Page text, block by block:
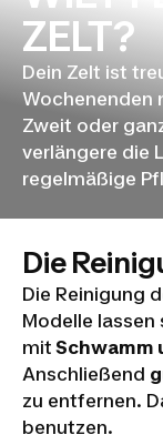
ZELT?
Dein Zelt ist
Wochenenden
Zweit oder
verlängere die
regelmäßige
Die
Die Reinigung
Modelle
mit Schwamm
Anschließend
zu entfernen.
benutzen.